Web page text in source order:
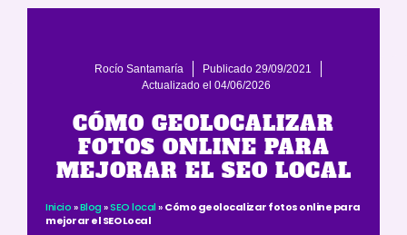
Blog» SEO local»Cómo geolocalizar fotos
online para mejorar el SEO Local
Rocío Santamaría Publicado 29/09/2021
Actualizado el 04/06/2026
CÓMO GEOLOCALIZAR
FOTOS ONLINE PARA
MEJORAR EL SEO LOCAL
Inicio»Blog»SEO local»Cómo geolocalizar fotos online para
mejorar el SEO Local